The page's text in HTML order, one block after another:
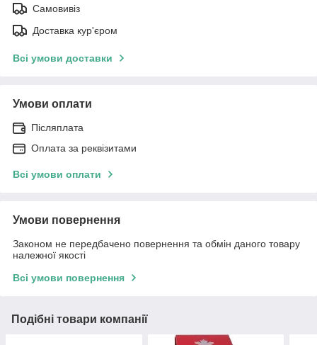
Самовивіз
Доставка кур'єром
Всі умови доставки
Умови оплати
Післяплата
Оплата за реквізитами
Всі умови оплати
Умови повернення
Законом не передбачено повернення та обмін даного товару
належної якості
Всі умови повернення
Подібні товари компанії